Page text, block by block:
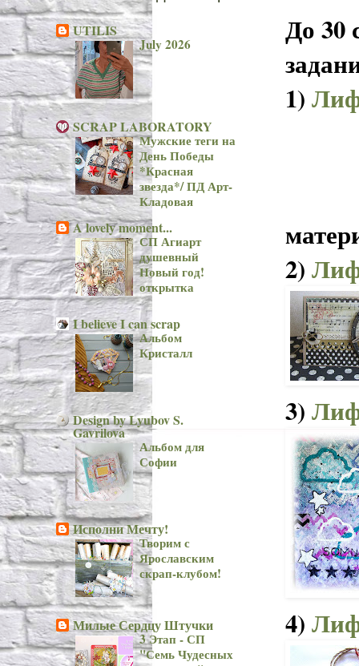
До 30
1)
2)
3)
4)
UTILIS
July 2026
SCRAP LABORATORY
Мужские теги на
День Победы
*Красная
звезда*/ ПД Арт-
Кладовая
A lovely moment...
СП Агиарт
душевный
Новый год!
открытка
I believe I can scrap
Альбом
Кристалл
Design by Lyubov S.
Gavrilova
Альбом для
Софии
Исполни Мечту!
Творим с
Ярославским
скрап-клубом!
Милые Сердцу Штучки
3 Этап - СП
"Семь Чудесных